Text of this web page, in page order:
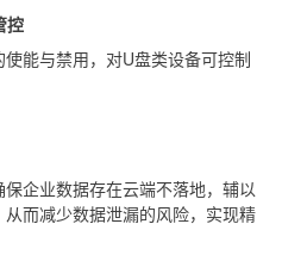
控
能与禁用，对U盘类设备可控制
企业数据存在云端不落地，辅以
而减少数据泄漏的风险，实现精